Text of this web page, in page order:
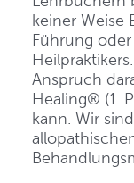
keiner Weise
Führung
Anspruch
Healing® (1.
kann. Wir